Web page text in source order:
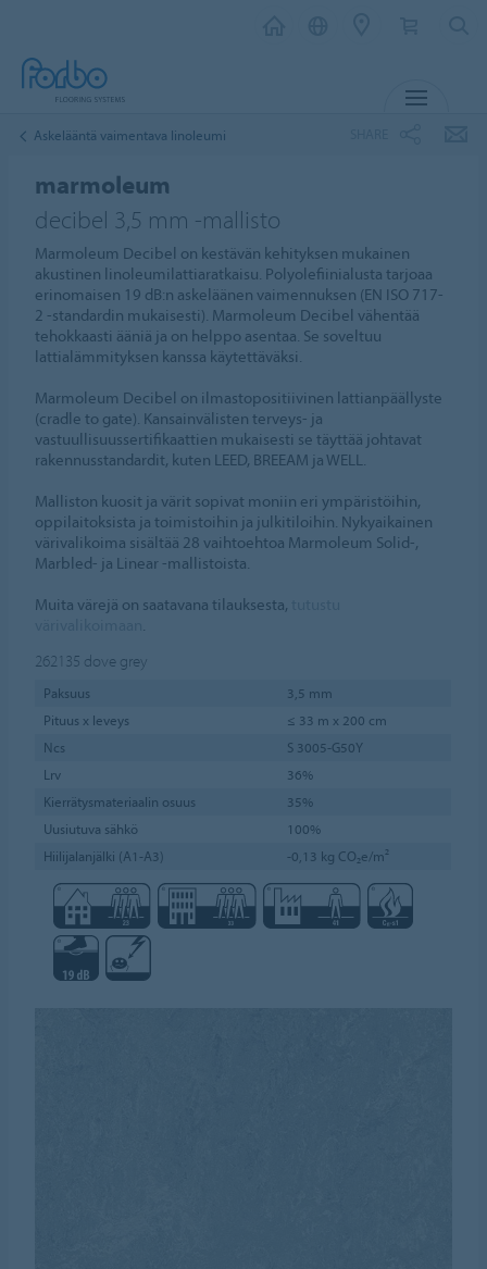
Askelääntä vaimentava linoleumi
marmoleum
decibel 3,5 mm -mallisto
Marmoleum Decibel on kestävän kehityksen mukainen
akustinen linoleumilattiaratkaisu. Polyolefiinialusta tarjoaa
erinomaisen 19 dB:n askeläänen vaimennuksen (EN ISO 717-
2 -standardin mukaisesti). Marmoleum Decibel vähentää
tehokkaasti ääniä ja on helppo asentaa. Se soveltuu
lattialämmityksen kanssa käytettäväksi.
Marmoleum Decibel on ilmastopositiivinen lattianpäällyste
(cradle to gate). Kansainvälisten terveys- ja
vastuullisuussertifikaattien mukaisesti se täyttää johtavat
rakennusstandardit, kuten LEED, BREEAM ja WELL.
Malliston kuosit ja värit sopivat moniin eri ympäristöihin,
oppilaitoksista ja toimistoihin ja julkitiloihin. Nykyaikainen
värivalikoima sisältää 28 vaihtoehtoa Marmoleum Solid-,
Marbled- ja Linear -mallistoista.
Muita värejä on saatavana tilauksesta,
.
262135 dove grey
Paksuus
3,5 mm
Pituus x leveys
≤ 33 m x 200 cm
Ncs
S 3005-G50Y
Lrv
36%
Kierrätysmateriaalin osuus
35%
Uusiutuva sähkö
100%
Hiilijalanjälki (A1-A3)
-0,13 kg CO₂e/m²